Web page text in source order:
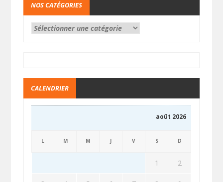
NOS CATÉGORIES
CALENDRIER
août 2026
L M M J V S D
1 2